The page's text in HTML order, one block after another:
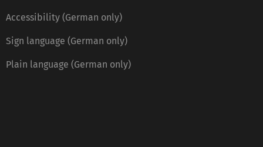
Accessibility (German only)
Sign language (German only)
Plain language (German only)